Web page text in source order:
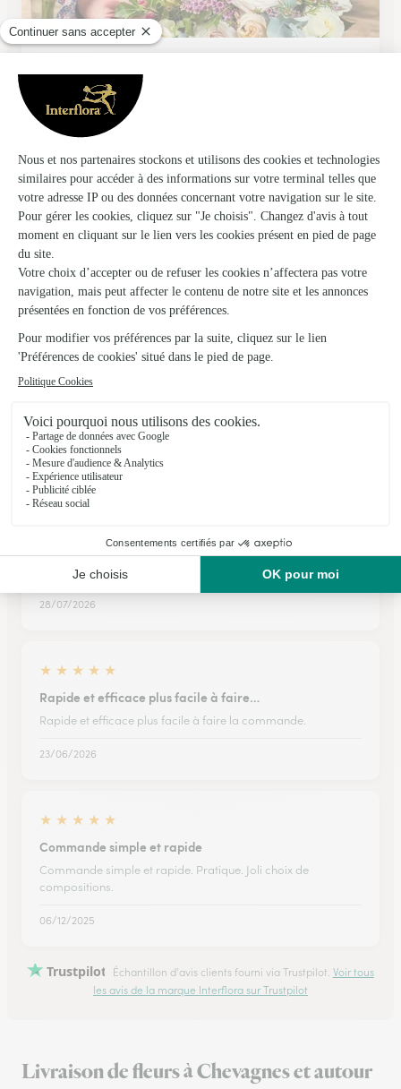
Cercy la Tour
68, avenue Louis Coudant
Voir la boutique
Ils ont fait livrer des fleurs ou une plante à
Chevagnes
★ ★ ★ ★ ★
J aurais bien aimé avoir une photo du…
26/05/2026
★ ★ ★ ★
Bouquet pour l’anniversaire de ma fille. Une nouvelle livraison
prévue. Merci au service client.
28/07/2026
★ ★ ★ ★ ★
Rapide et efficace plus facile à faire…
Rapide et efficace plus facile à faire la commande.
23/06/2026
★ ★ ★ ★ ★
Commande simple et rapide
Commande simple et rapide. Pratique. Joli choix de
compositions.
06/12/2025
Trustpilot Échantillon d'avis clients fourni via Trustpilot. Voir tous
les avis de la marque Interflora sur Trustpilot
Livraison de fleurs à Chevagnes et autour